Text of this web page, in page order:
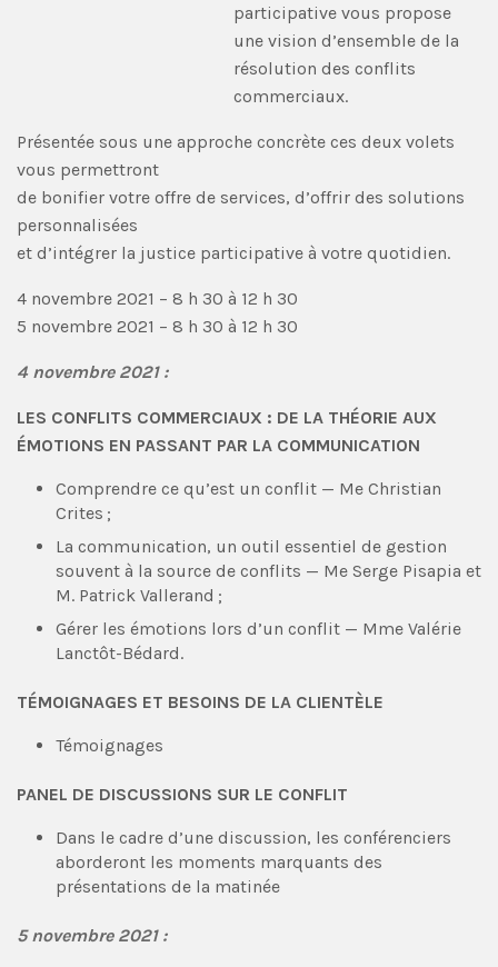
participative vous propose
une vision d’ensemble de la
résolution des conflits
commerciaux.
Présentée sous une approche concrète ces deux volets
vous permettront
de bonifier votre offre de services, d’offrir des solutions
personnalisées
et d’intégrer la justice participative à votre quotidien.
4 novembre 2021 – 8 h 30 à 12 h 30
5 novembre 2021 – 8 h 30 à 12 h 30
4 novembre 2021 :
LES CONFLITS COMMERCIAUX : DE LA THÉORIE AUX
ÉMOTIONS EN PASSANT PAR LA COMMUNICATION
Comprendre ce qu’est un conflit — Me Christian
Crites ;
La communication, un outil essentiel de gestion
souvent à la source de conflits — Me Serge Pisapia et
M. Patrick Vallerand ;
Gérer les émotions lors d’un conflit — Mme Valérie
Lanctôt-Bédard.
TÉMOIGNAGES ET BESOINS DE LA CLIENTÈLE
Témoignages
PANEL DE DISCUSSIONS SUR LE CONFLIT
Dans le cadre d’une discussion, les conférenciers
aborderont les moments marquants des
présentations de la matinée
5 novembre 2021 :